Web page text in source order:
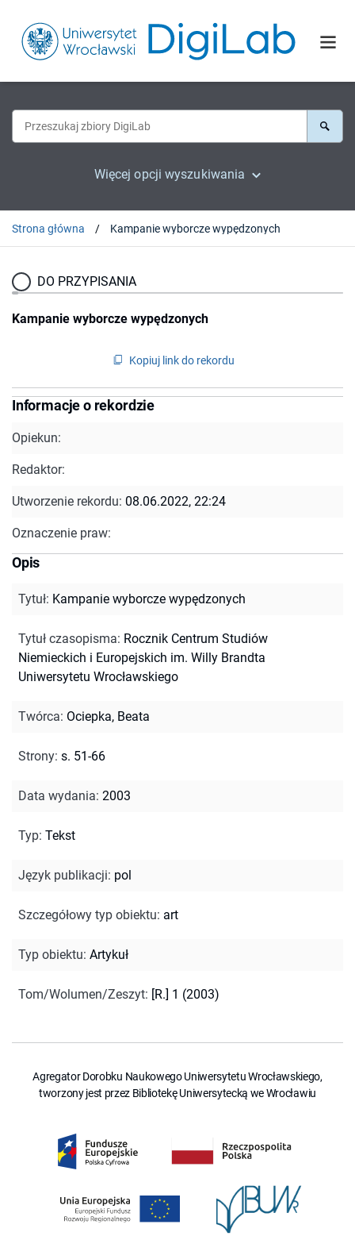
Więcej opcji wyszukiwania
Strona główna Kampanie wyborcze wypędzonych
DO PRZYPISANIA
Kampanie wyborcze wypędzonych
Kopiuj link do rekordu
Informacje o rekordzie
Opiekun:
Redaktor:
Utworzenie rekordu: 08.06.2022, 22:24
Oznaczenie praw:
Opis
Tytuł: Kampanie wyborcze wypędzonych
Tytuł czasopisma: Rocznik Centrum Studiów
Niemieckich i Europejskich im. Willy Brandta
Uniwersytetu Wrocławskiego
Twórca: Ociepka, Beata
Strony: s. 51-66
Data wydania: 2003
Typ: Tekst
Język publikacji: pol
Szczegółowy typ obiektu: art
Typ obiektu: Artykuł
Tom/Wolumen/Zeszyt: [R.] 1 (2003)
Agregator Dorobku Naukowego Uniwersytetu Wrocławskiego,
tworzony jest przez Bibliotekę Uniwersytecką we Wrocławiu